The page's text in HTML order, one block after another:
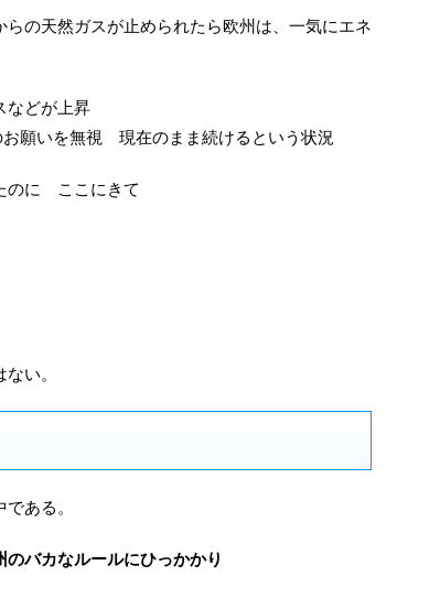
の天然ガスが止められたら欧州は、一気にエネ
などが上昇
願いを無視 現在のまま続けるという状況
のに ここにきて
い。
ある。
バカなルールにひっかかり